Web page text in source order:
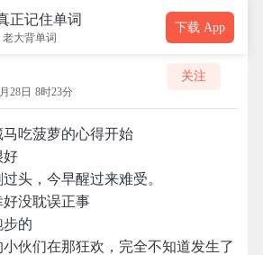
正记住单词
大背单词
下载 App
28日 8时23分
关注
吃菠萝的心得开始
好
头，今早醒过来难受。
没耽误正事
步的
伙们在那狂欢，完全不知道发生了